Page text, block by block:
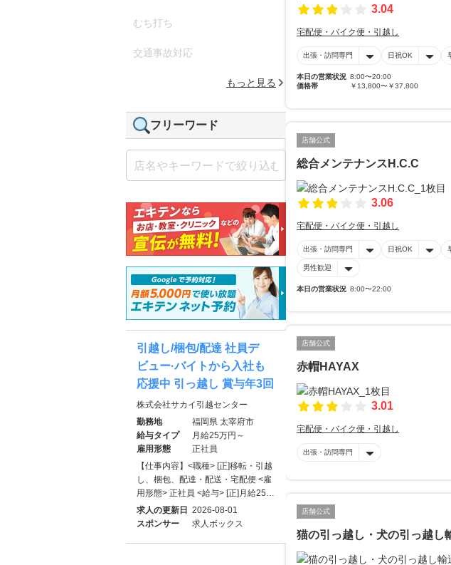
3.04
宅配便・バイク便・引越し
出張・訪問専門 日祝OK
本日の営業状況 8:00〜20:00
価格帯
￥13,800〜￥37,800
店舗公式
総合メンテナンスH.C.C
3.06
宅配便・バイク便・引越し
出張・訪問専門 日祝OK
男性歓迎
本日の営業状況 8:00〜22:00
店舗公式
赤帽HAYAX
3.01
宅配便・バイク便・引越し
出張・訪問専門
店舗公式
猫の引っ越し・犬の引っ越
むち打ち
交通事故対応
もっと見る
フリーワード
引越し/梱包/配達 社員デ
ビュー·バイトから入社も
応援中 引っ越し 賞与年3回
株式会社サカイ引越センター
勤務地
福岡県 太宰府市
給与タイプ
月給25万円～
雇用形態
正社員
【仕事内容】<職種> [正]移転・引越
し、梱包、配達・配送・宅配便 <雇
用形態> 正社員 <給与> [正]月給25…
求人の更新日
2026-08-01
スポンサー
求人ボックス